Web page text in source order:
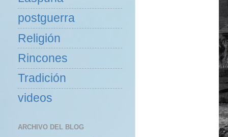
postguerra
Religión
Rincones
Tradición
videos
ARCHIVO DEL BLOG